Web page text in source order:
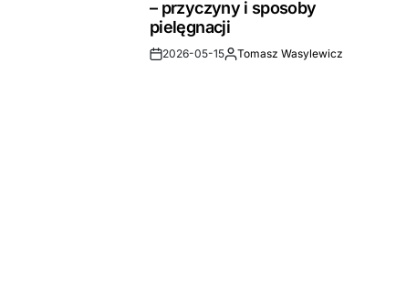
– przyczyny i sposoby
pielęgnacji
Post2026-05-15By:Tomasz Wasylewicz